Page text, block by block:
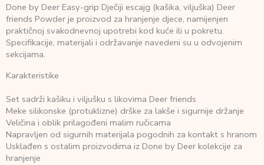
Done by Deer Easy-grip Dječiji escajg (kašika, viljuška) Deer
friends Powder je proizvod za hranjenje djece, namijenjen
praktičnoj svakodnevnoj upotrebi kod kuće ili u pokretu.
Specifikacije, materijali i održavanje navedeni su u odvojenim
sekcijama.
Karakteristike
Set sadrži kašiku i viljušku s likovima Deer friends
Meke silikonske (protuklizne) drške za lakše i sigurnije držanje
Veličina i oblik prilagođeni malim ručicama
Napravljen od sigurnih materijala pogodnih za kontakt s hranom
Usklađen s ostalim proizvodima iz Done by Deer kolekcije za
hranjenje